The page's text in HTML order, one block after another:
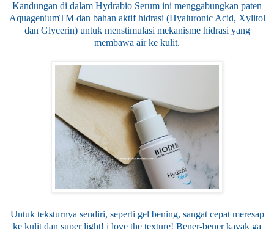
Kandungan di dalam Hydrabio Serum ini menggabungkan paten
AquageniumTM dan bahan aktif hidrasi (Hyaluronic Acid, Xylitol
dan Glycerin) untuk menstimulasi mekanisme hidrasi yang
membawa air ke kulit.
Untuk teksturnya sendiri, seperti gel bening, sangat cepat meresap
ke kulit dan super light! i love the texture! Bener-bener kayak ga